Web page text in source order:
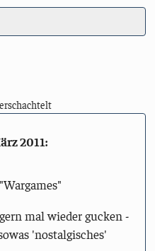
2011:
mal wieder gucken -
'nostalgisches'